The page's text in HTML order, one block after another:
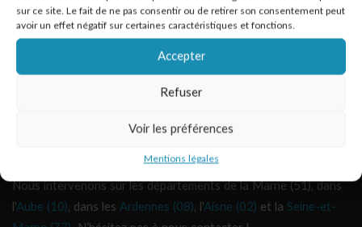
sur ce site. Le fait de ne pas consentir ou de retirer son consentement peut
avoir un effet négatif sur certaines caractéristiques et fonctions.
Accepter
Refuser
Voir les préférences
Mentions légales
experts !
DEMANDER UN DEVIS
Habitat & Traditions près de chez vous
Nous intervenons sur les départements de la Marne (51), dans
l'Aube (10), dans les Ardennes (08), l'Aisne (02) et la Seine-et-